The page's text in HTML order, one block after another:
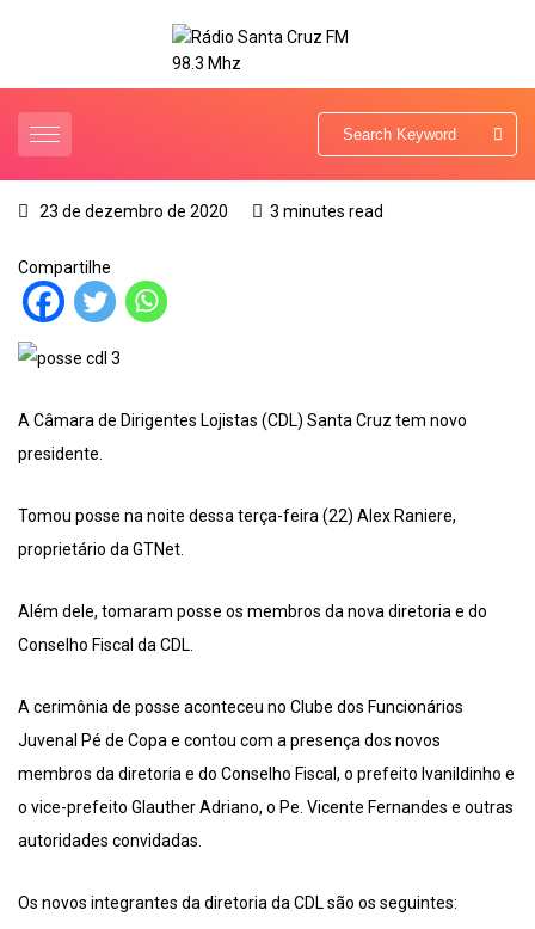
23 de dezembro de 2020 3 minutes read
Compartilhe
A Câmara de Dirigentes Lojistas (CDL) Santa Cruz tem novo
presidente.
Tomou posse na noite dessa terça-feira (22) Alex Raniere,
proprietário da GTNet.
Além dele, tomaram posse os membros da nova diretoria e do
Conselho Fiscal da CDL.
A cerimônia de posse aconteceu no Clube dos Funcionários
Juvenal Pé de Copa e contou com a presença dos novos
membros da diretoria e do Conselho Fiscal, o prefeito Ivanildinho e
o vice-prefeito Glauther Adriano, o Pe. Vicente Fernandes e outras
autoridades convidadas.
Os novos integrantes da diretoria da CDL são os seguintes: